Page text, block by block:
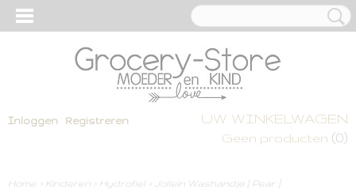
Inloggen Registreren UW WINKELWAGEN
Geen producten (0)
Home > Kinderen > Hydrofiel > Jollein Washandje [ Pear ]